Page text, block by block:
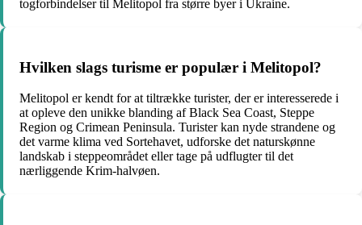
togforbindelser til Melitopol fra større byer i Ukraine.
Hvilken slags turisme er populær i Melitopol?
Melitopol er kendt for at tiltrække turister, der er interesserede i
at opleve den unikke blanding af Black Sea Coast, Steppe
Region og Crimean Peninsula. Turister kan nyde strandene og
det varme klima ved Sortehavet, udforske det naturskønne
landskab i steppeområdet eller tage på udflugter til det
nærliggende Krim-halvøen.